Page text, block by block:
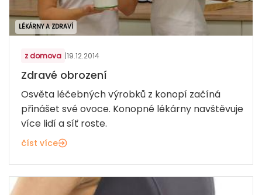
LÉKÁRNY A ZDRAVÍ
z domova |19.12.2014
Zdravé obrození
Osvěta léčebných výrobků z konopí začíná
přinášet své ovoce. Konopné lékárny navštěvuje
více lidí a síť roste.
číst více